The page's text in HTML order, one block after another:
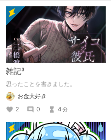
雑記³
思ったことを書きました。
お金大好き
2
0 4 分